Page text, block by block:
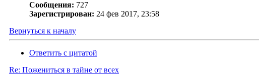
Сообщения: 727
Зарегистрирован: 24 фев 2017, 23:58
Вернуться к началу
Ответить с цитатой
Re: Пожениться в тайне от всех